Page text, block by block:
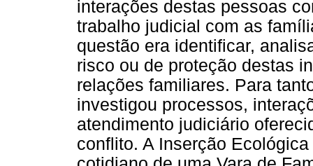
interações destas pessoas
trabalho judicial com as
questão era identificar,
risco ou de proteção destas
relações familiares. Para
investigou processos,
atendimento judiciário
conflito. A Inserção